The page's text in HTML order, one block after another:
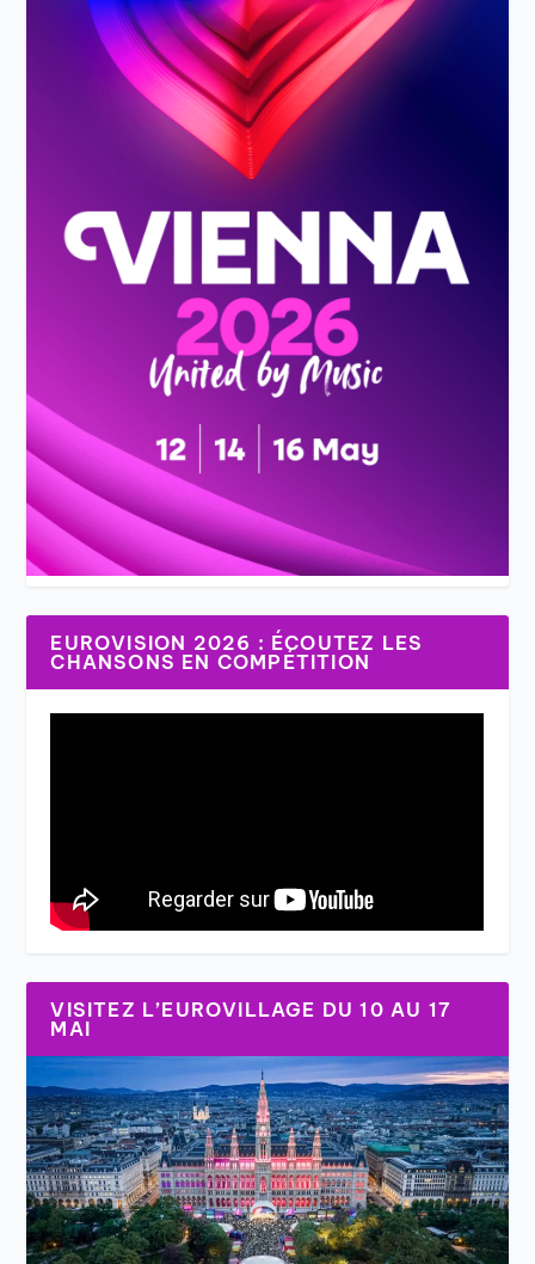
EUROVISION 2026 : ÉCOUTEZ LES
CHANSONS EN COMPÉTITION
VISITEZ L’EUROVILLAGE DU 10 AU 17
MAI